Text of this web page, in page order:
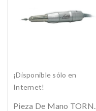
¡Disponible sólo en
Internet!